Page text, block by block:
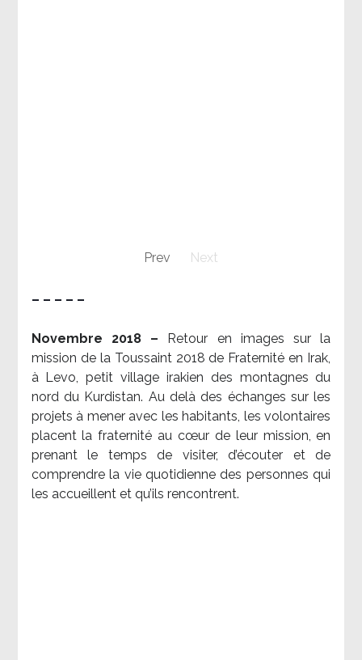
Prev Next
– – – – –
Novembre 2018 –
Retour en images sur la
mission de la Toussaint 2018 de Fraternité en Irak,
à Levo, petit village irakien des montagnes du
nord du Kurdistan. Au delà des échanges sur les
projets à mener avec les habitants, les volontaires
placent la fraternité au cœur de leur mission, en
prenant le temps de visiter, d’écouter et de
comprendre la vie quotidienne des personnes qui
les accueillent et qu’ils rencontrent.